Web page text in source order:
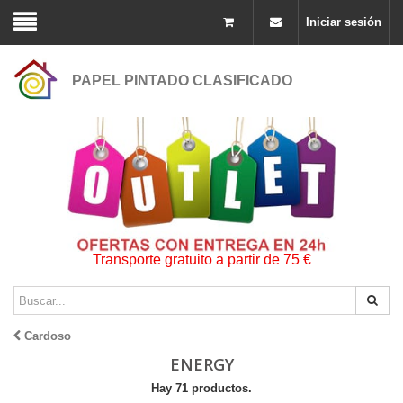
Iniciar sesión
PAPEL PINTADO CLASIFICADO
Transporte gratuito a partir de 75 €
Cardoso
ENERGY
Hay 71 productos.